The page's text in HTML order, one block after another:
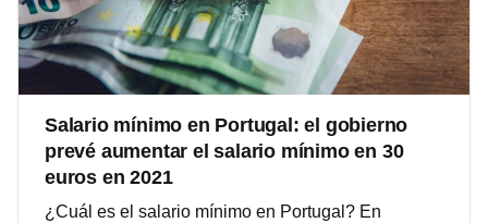
Salario mínimo en Portugal: el gobierno
prevé aumentar el salario mínimo en 30
euros en 2021
¿Cuál es el salario mínimo en Portugal? En